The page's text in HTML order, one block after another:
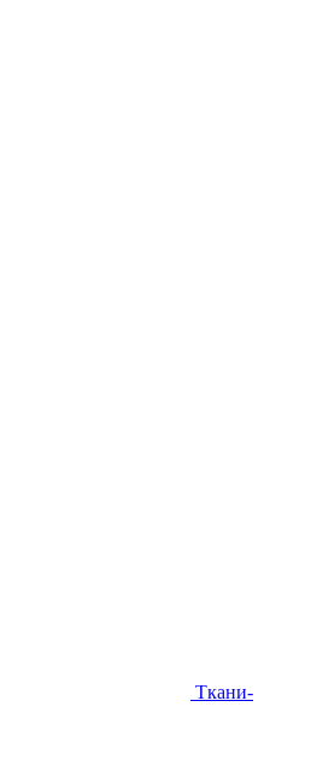
Ткани-